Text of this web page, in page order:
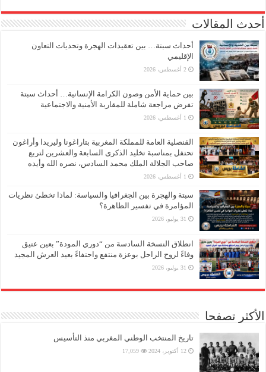
أحدث المقالات
أحداث سبتة… بين تعقيدات الهجرة وتحديات التعاون
الإقليمي
2 أغسطس، 2026
بين حماية الأمن وصون الكرامة الإنسانية… أحداث سبتة
تفرض مراجعة شاملة للمقاربة الأمنية والاجتماعية
1 أغسطس، 2026
القنصلية العامة للمملكة المغربية بتاراغونا وليريدا وأراغون
تحتفل بمناسبة تخليد الذكرى السابعة والعشرين لتربع
صاحب الجلالة الملك محمد السادس، نصره الله وأيده
1 أغسطس، 2026
سبتة والهجرة بين الجغرافيا والسياسة: لماذا تخطئ نظريات
المؤامرة في تفسير الظاهرة؟
31 يوليو، 2026
انطلاق النسخة السادسة من “دوري المودة” بعين عتيق
وفاءً لروح الراحل بوعزة منتفع واحتفاءً بعيد العرش المجيد
31 يوليو، 2026
الأكثر تصفحا
تاريخ المنتخب الوطني المغربي منذ التأسيس
12 أكتوبر، 2024 17,059